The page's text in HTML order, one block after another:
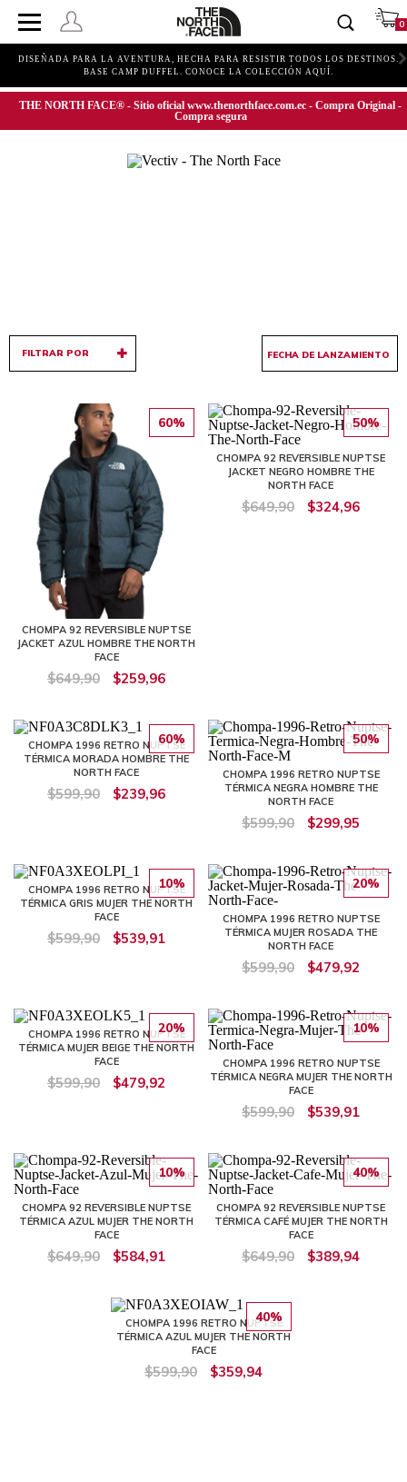
0
DISEÑADA PARA LA AVENTURA, HECHA PARA RESISTIR TODOS LOS DESTINOS.
BASE CAMP DUFFEL. CONOCE LA COLECCIÓN AQUÍ.
THE NORTH FACE® - Sitio oficial www.thenorthface.com.ec - Compra Original -
Compra segura
FILTRAR POR
60%
CHOMPA 92 REVERSIBLE NUPTSE
JACKET AZUL HOMBRE THE NORTH
FACE
$649,90 $259,96
50%
CHOMPA 92 REVERSIBLE NUPTSE
JACKET NEGRO HOMBRE THE
NORTH FACE
$649,90 $324,96
60%
CHOMPA 1996 RETRO NUPTSE
TÉRMICA MORADA HOMBRE THE
NORTH FACE
$599,90 $239,96
50%
CHOMPA 1996 RETRO NUPTSE
TÉRMICA NEGRA HOMBRE THE
NORTH FACE
$599,90 $299,95
10%
CHOMPA 1996 RETRO NUPTSE
TÉRMICA GRIS MUJER THE NORTH
FACE
$599,90 $539,91
20%
CHOMPA 1996 RETRO NUPTSE
TÉRMICA MUJER ROSADA THE
NORTH FACE
$599,90 $479,92
20%
CHOMPA 1996 RETRO NUPTSE
TÉRMICA MUJER BEIGE THE NORTH
FACE
$599,90 $479,92
10%
CHOMPA 1996 RETRO NUPTSE
TÉRMICA NEGRA MUJER THE NORTH
FACE
$599,90 $539,91
10%
CHOMPA 92 REVERSIBLE NUPTSE
TÉRMICA AZUL MUJER THE NORTH
FACE
$649,90 $584,91
40%
CHOMPA 92 REVERSIBLE NUPTSE
TÉRMICA CAFÉ MUJER THE NORTH
FACE
$649,90 $389,94
40%
CHOMPA 1996 RETRO NUPTSE
TÉRMICA AZUL MUJER THE NORTH
FACE
$599,90 $359,94